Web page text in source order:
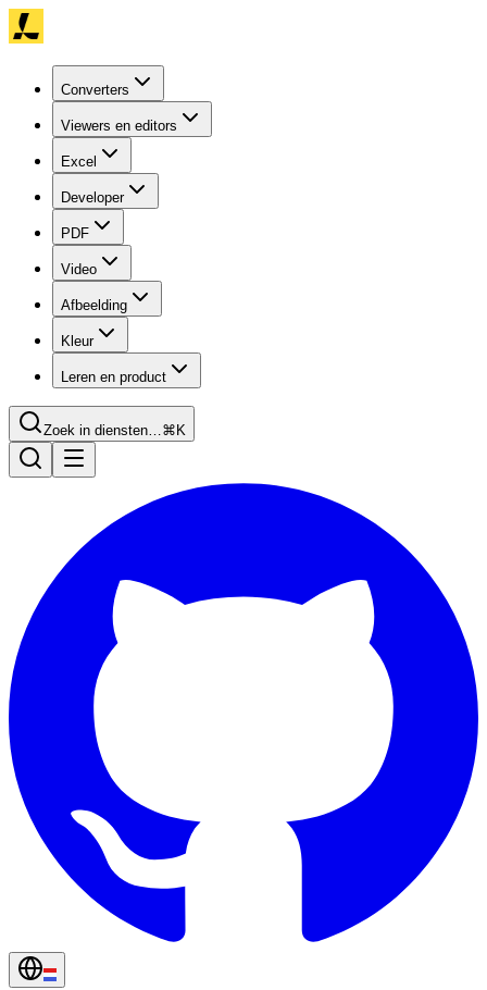
Converters
Viewers en editors
Excel
Developer
PDF
Video
Afbeelding
Kleur
Leren en product
Zoek in diensten…⌘K